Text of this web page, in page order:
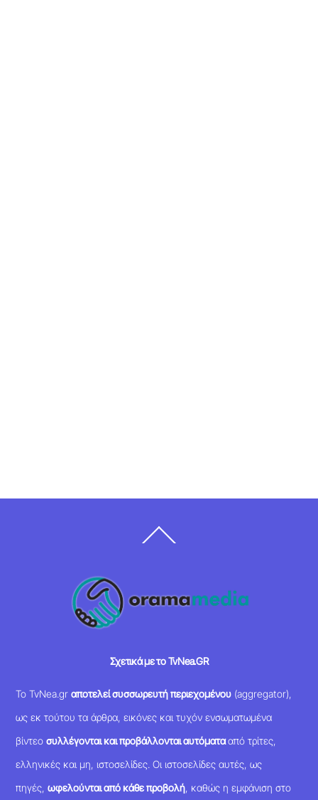
To
Σχετικά με το TvNea.GR
Το TvNea.grαποτελεί συσσωρευτή περιεχομένου (aggregator),
ως εκ τούτου τα άρθρα, εικόνες και τυχόν ενσωματωμένα
βίντεοσυλλέγονται και προβάλλονται αυτόματααπό τρίτες,
ελληνικές και μη, ιστοσελίδες. Οι ιστοσελίδες αυτές, ως
πηγές,ωφελούνται από κάθε προβολή , καθώς η εμφάνιση στο